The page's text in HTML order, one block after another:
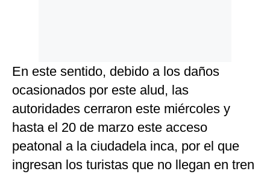
En este sentido, debido a los daños
ocasionados por este alud, las
autoridades cerraron este miércoles y
hasta el 20 de marzo este acceso
peatonal a la ciudadela inca, por el que
ingresan los turistas que no llegan en tren